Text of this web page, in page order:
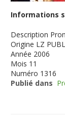
Informations
Description
Origine LZ
Année 2006
Mois 11
Numéro 1316
Publié dans